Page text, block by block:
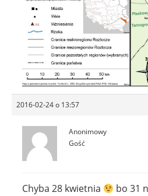
2016-02-24 o 13:57
Anonimowy
Gość
Chyba 28 kwietnia bo 31